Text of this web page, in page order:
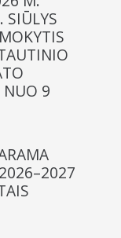
SIŪLYS
NUO 9